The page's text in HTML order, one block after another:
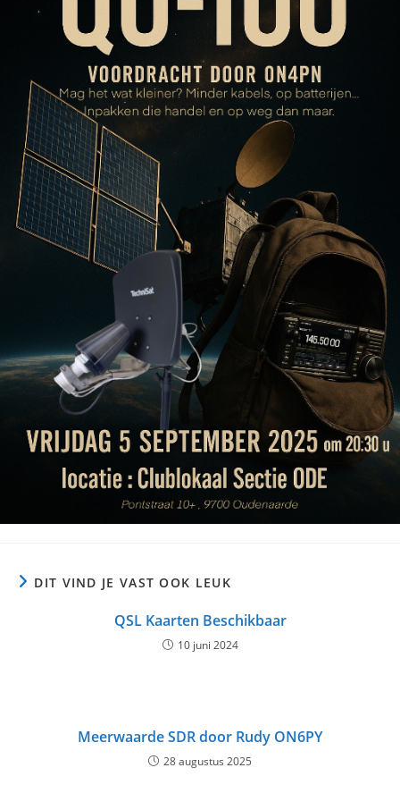
DIT VIND JE VAST OOK LEUK
QSL Kaarten Beschikbaar
10 juni 2024
Meerwaarde SDR door Rudy ON6PY
28 augustus 2025